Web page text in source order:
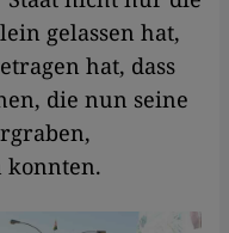
gelassen hat,
hat, dass
die nun seine
konnten.